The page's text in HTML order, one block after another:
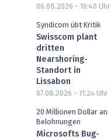
06.08.2026 - 16:40 Uhr
Syndicom übt Kritik
Swisscom plant
dritten
Nearshoring-
Standort in
Lissabon
07.08.2026 - 11:24 Uhr
20 Millionen Dollar an
Belohnungen
Microsofts Bug-